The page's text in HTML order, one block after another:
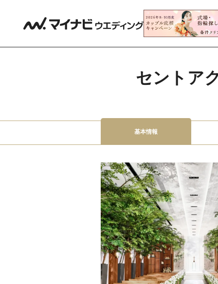
セントア
基本情報